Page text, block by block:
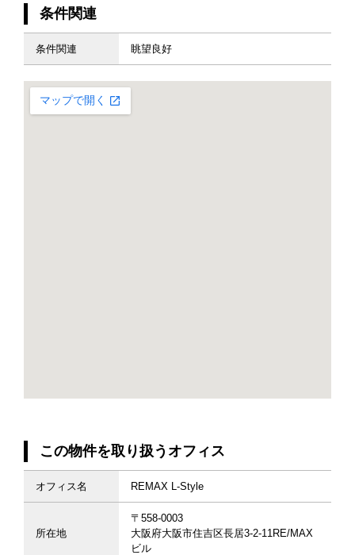
条件関連
条件関連 眺望良好
この物件を取り扱うオフィス
オフィス名 REMAX L-Style
所在地
〒558-0003
大阪府大阪市住吉区長居3-2-11RE/MAX
ビル